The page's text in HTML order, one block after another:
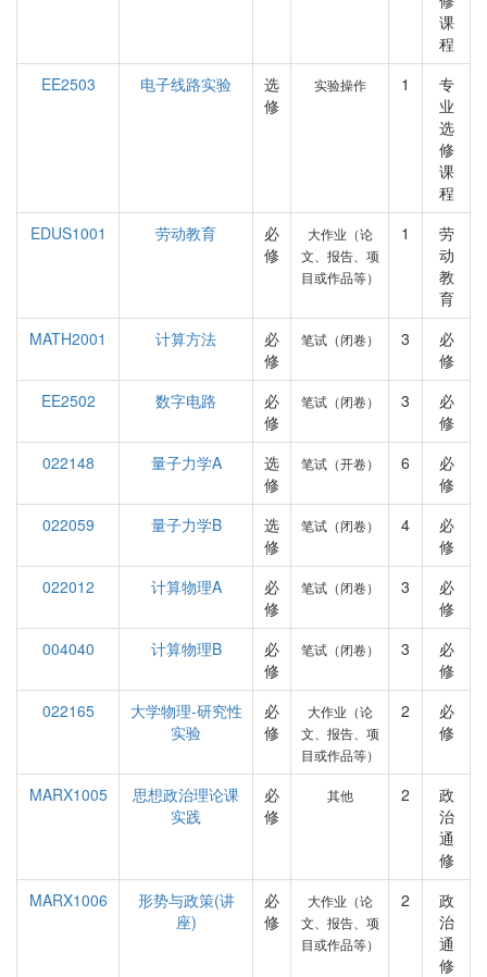
课
程
EE2503
电子线路实验
选
修
实验操作 1
专
业
选
修
课
程
EDUS1001
劳动教育
必
修
大作业（论
文、报告、项
目或作品等）
1
劳
动
教
育
MATH2001
计算方法
必
修
笔试（闭卷） 3
必
修
EE2502
数字电路
必
修
笔试（闭卷） 3
必
修
022148
量子力学A
选
修
笔试（开卷） 6
必
修
022059
量子力学B
选
修
笔试（闭卷） 4
必
修
022012
计算物理A
必
修
笔试（闭卷） 3
必
修
004040
计算物理B
必
修
笔试（闭卷） 3
必
修
022165
大学物理-研究性
实验
必
修
大作业（论
文、报告、项
目或作品等）
2
必
修
MARX1005
思想政治理论课
实践
必
修
其他 2
政
治
通
修
MARX1006
形势与政策(讲
座)
必
修
大作业（论
文、报告、项
目或作品等）
2
政
治
通
修